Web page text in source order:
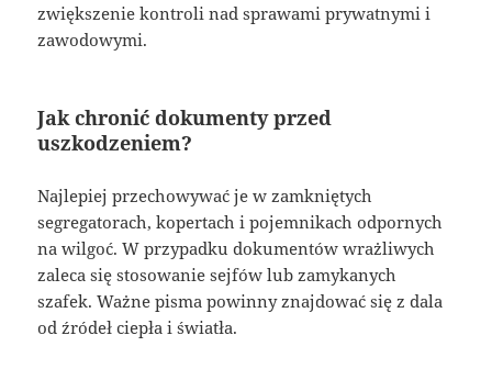
zwiększenie kontroli nad sprawami prywatnymi i
zawodowymi.
Jak chronić dokumenty przed
uszkodzeniem?
Najlepiej przechowywać je w zamkniętych
segregatorach, kopertach i pojemnikach odpornych
na wilgoć. W przypadku dokumentów wrażliwych
zaleca się stosowanie sejfów lub zamykanych
szafek. Ważne pisma powinny znajdować się z dala
od źródeł ciepła i światła.